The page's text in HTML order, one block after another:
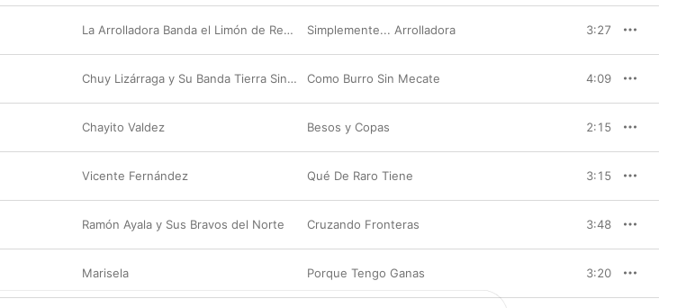
La Arrolladora Banda el Limón de René Camacho Simplemente... Arrolladora 3:27
Chuy Lizárraga y Su Banda Tierra Sinaloense Como Burro Sin Mecate 4:09
Chayito Valdez Besos y Copas 2:15
Vicente Fernández Qué De Raro Tiene 3:15
Ramón Ayala y Sus Bravos del Norte Cruzando Fronteras 3:48
Marisela Porque Tengo Ganas 3:20